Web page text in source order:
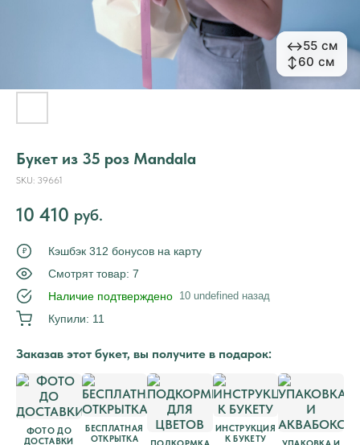
↔55 см
↕60 см
↔55 см
↕60 см
Букет из 35 роз Mandala
SKU: 39661
10 410 руб.
₽
Кэшбэк 312 бонусов на карту
Смотрят товар: 7
Наличие подтверждено
10 undefined назад
Купили: 11
Заказав этот букет, вы получите в подарок:
ФОТО ДО
ДОСТАВКИ
БЕСПЛАТНАЯ
ОТКРЫТКА
ИНСТРУКЦИЯ
К БУКЕТУ